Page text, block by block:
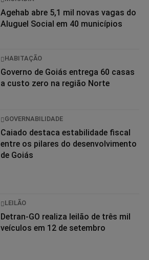
Agehab abre 5,1 mil novas vagas do
Aluguel Social em 40 municípios
HABITAÇÃO
Governo de Goiás entrega 60 casas
a custo zero na região Norte
GOVERNABILIDADE
Caiado destaca estabilidade fiscal
entre os pilares do desenvolvimento
de Goiás
LEILÃO
Detran-GO realiza leilão de três mil
veículos em 12 de setembro